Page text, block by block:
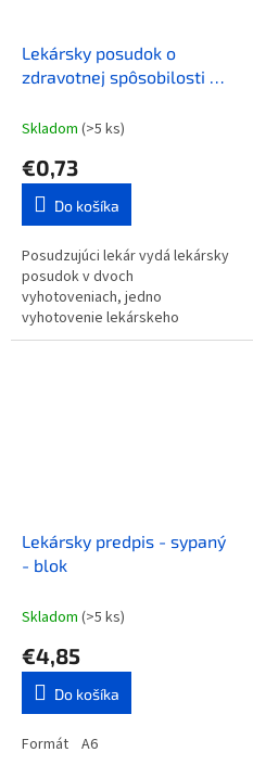
Lekársky posudok o
zdravotnej spôsobilosti na
Skladom (>5 ks)
€0,73
Do košíka
Posudzujúci lekár vydá lekársky
posudok v dvoch
vyhotoveniach, jedno
vyhotovenie lekárskeho
posudku je súčasťou zdravotnej
Lekársky predpis - sypaný
- blok
Skladom (>5 ks)
€4,85
Do košíka
Formát A6